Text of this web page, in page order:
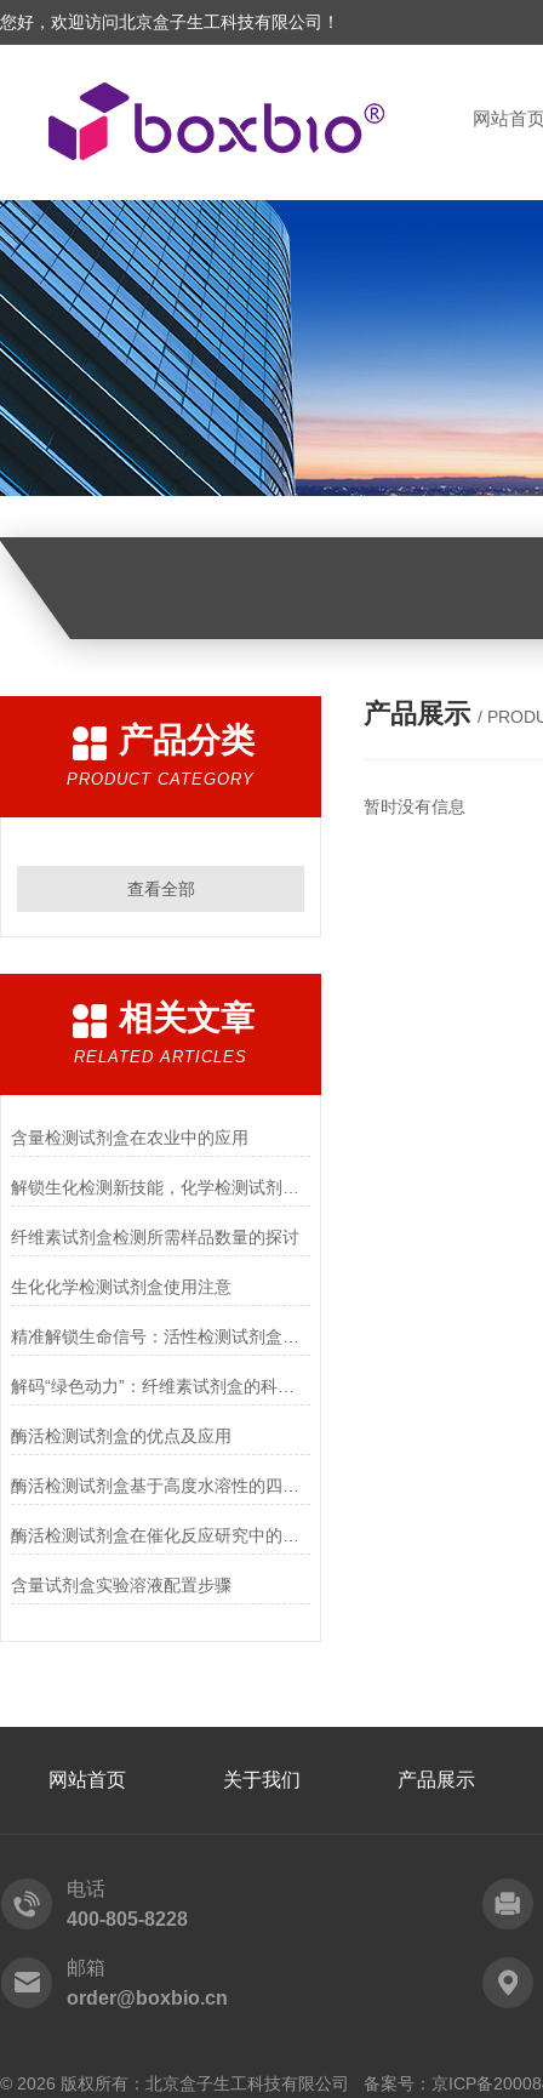
您好，欢迎访问北京盒子生工科技有限公司！
网站首
产品分类
PRODUCT CATEGORY
查看全部
相关文章
RELATED ARTICLES
含量检测试剂盒在农业中的应用
纤维素试剂盒检测所需样品数量的探讨
生化化学检测试剂盒使用注意
解码“绿色动力”：纤维素试剂盒的科学逻辑
酶活检测试剂盒的优点及应用
含量试剂盒实验溶液配置步骤
产品展示 /
暂时没有信息
网站首页 关于我们 产品展示
电话
400-805-8228
邮箱
order@boxbio.cn
© 2026 版权所有：北京盒子生工科技有限公司 备案号： 京ICP备